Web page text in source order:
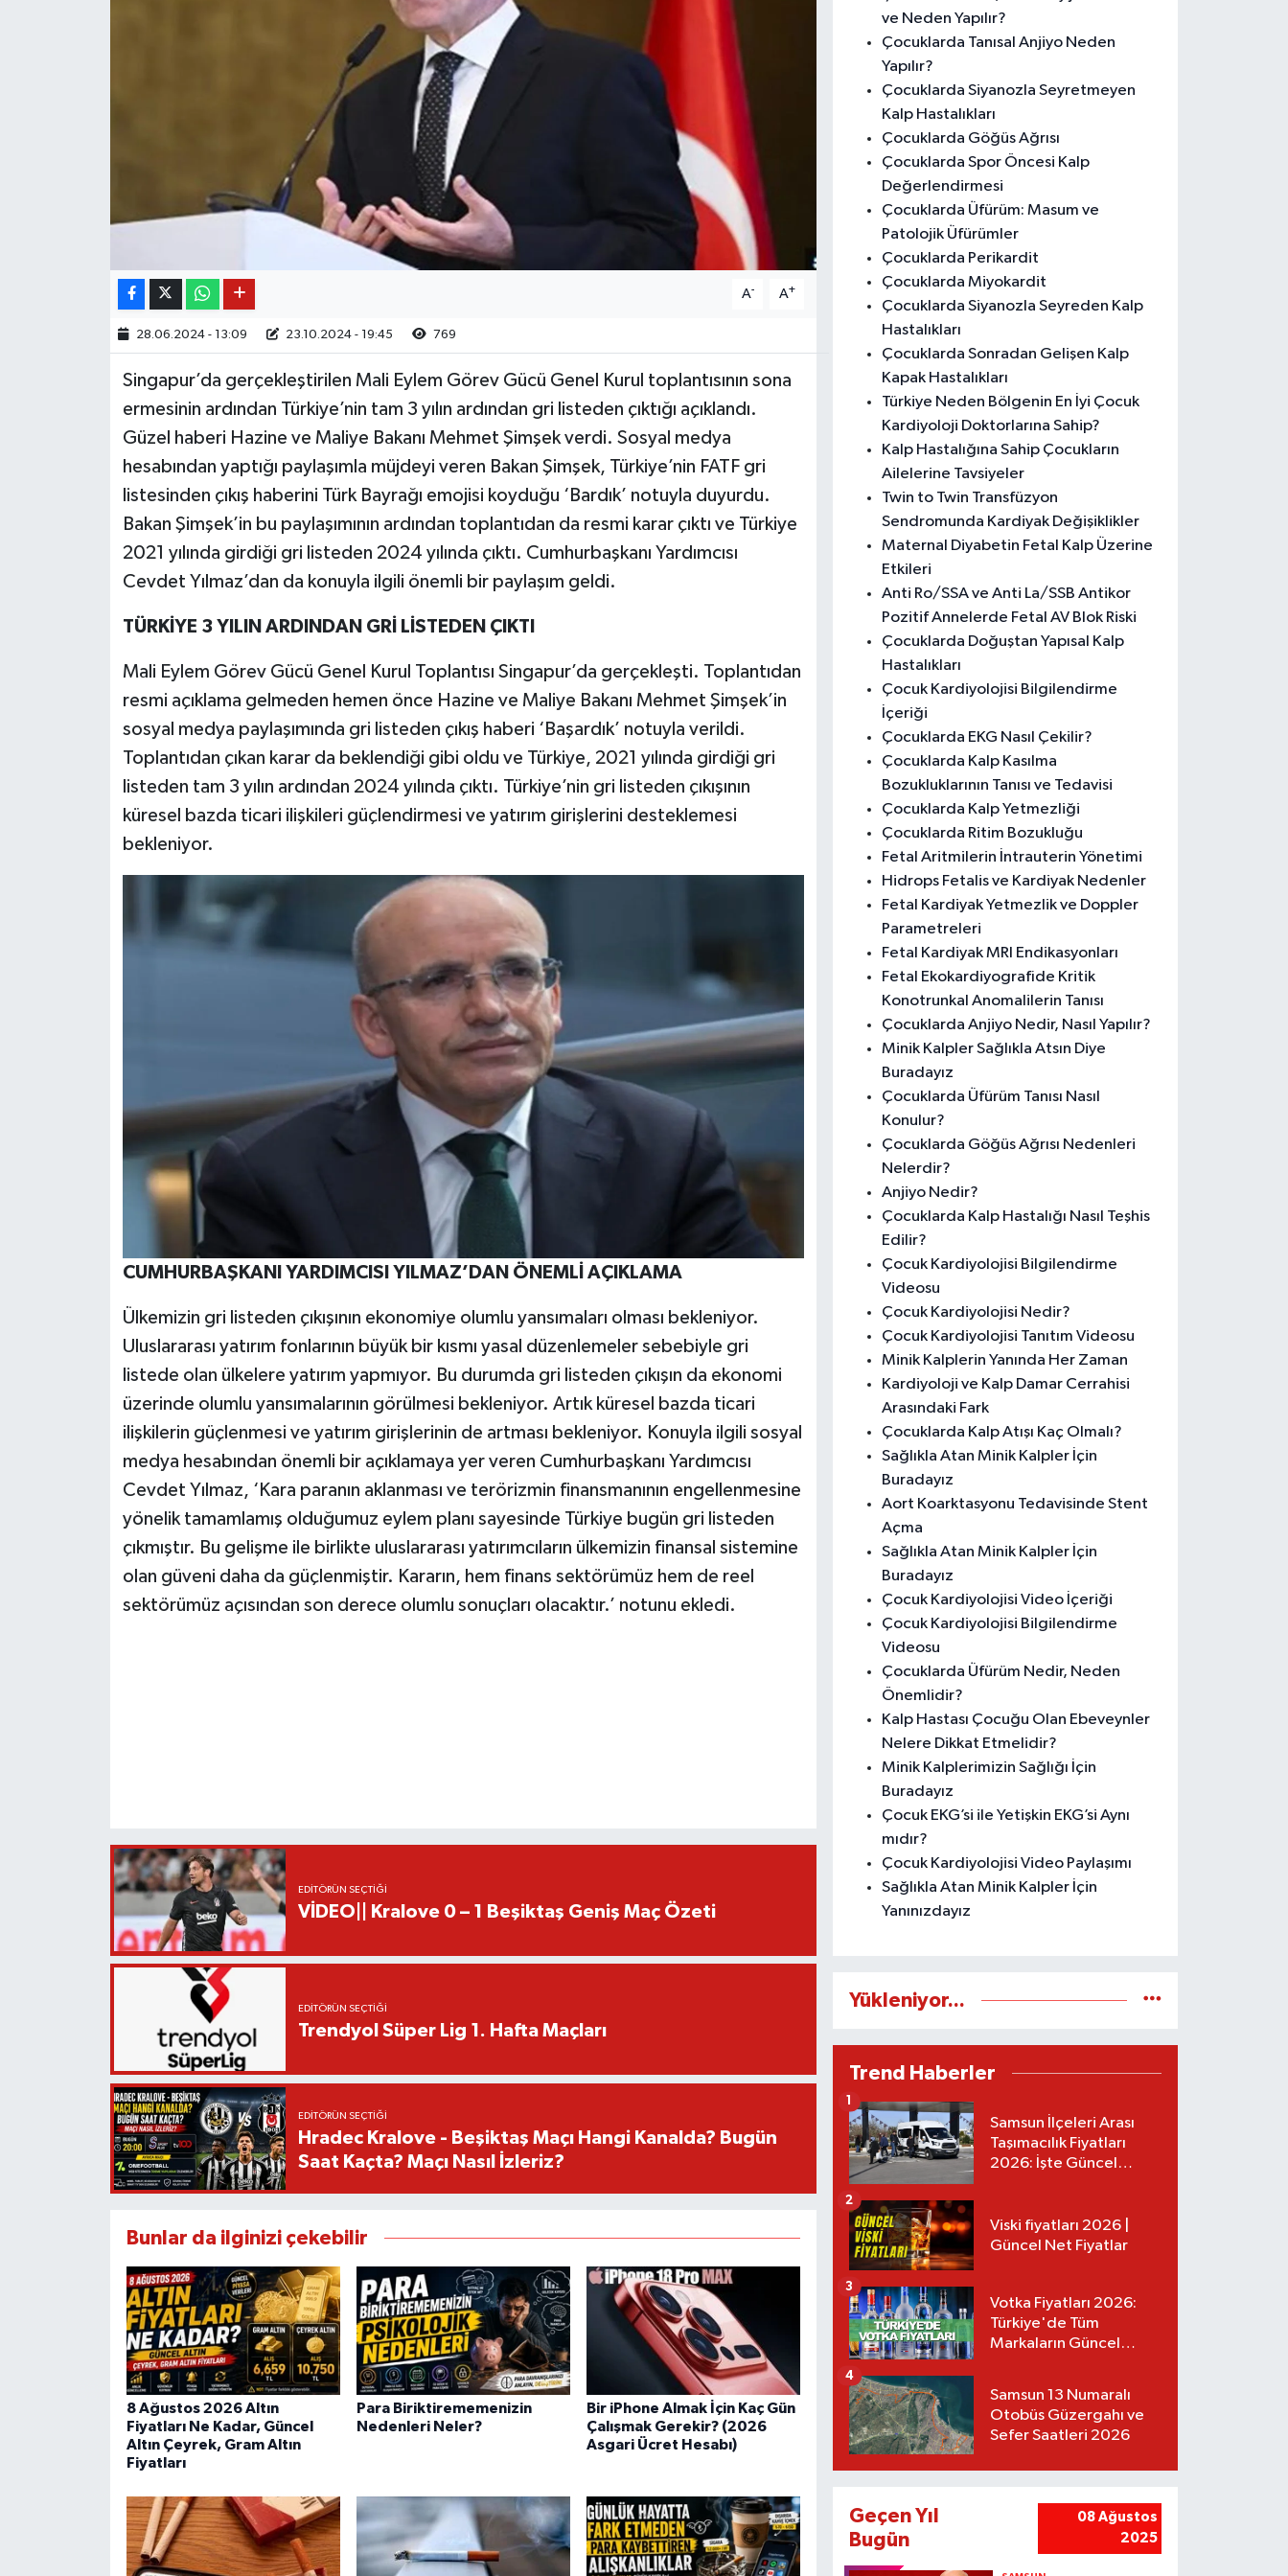
A- A+
28.06.2024 - 13:09 23.10.2024 - 19:45 769
Singapur’da gerçekleştirilen Mali Eylem Görev Gücü Genel Kurul toplantısının sona
ermesinin ardından Türkiye’nin tam 3 yılın ardından gri listeden çıktığı açıklandı.
Güzel haberi Hazine ve Maliye Bakanı Mehmet Şimşek verdi. Sosyal medya
hesabından yaptığı paylaşımla müjdeyi veren Bakan Şimşek, Türkiye’nin FATF gri
listesinden çıkış haberini Türk Bayrağı emojisi koyduğu ‘Bardık’ notuyla duyurdu.
Bakan Şimşek’in bu paylaşımının ardından toplantıdan da resmi karar çıktı ve Türkiye
2021 yılında girdiği gri listeden 2024 yılında çıktı. Cumhurbaşkanı Yardımcısı
Cevdet Yılmaz’dan da konuyla ilgili önemli bir paylaşım geldi.
TÜRKİYE 3 YILIN ARDINDAN GRİ LİSTEDEN ÇIKTI
Mali Eylem Görev Gücü Genel Kurul Toplantısı Singapur’da gerçekleşti. Toplantıdan
resmi açıklama gelmeden hemen önce Hazine ve Maliye Bakanı Mehmet Şimşek’in
sosyal medya paylaşımında gri listeden çıkış haberi ‘Başardık’ notuyla verildi.
Toplantıdan çıkan karar da beklendiği gibi oldu ve Türkiye, 2021 yılında girdiği gri
listeden tam 3 yılın ardından 2024 yılında çıktı. Türkiye’nin gri listeden çıkışının
küresel bazda ticari ilişkileri güçlendirmesi ve yatırım girişlerini desteklemesi
bekleniyor.
CUMHURBAŞKANI YARDIMCISI YILMAZ’DAN ÖNEMLİ AÇIKLAMA
Ülkemizin gri listeden çıkışının ekonomiye olumlu yansımaları olması bekleniyor.
Uluslararası yatırım fonlarının büyük bir kısmı yasal düzenlemeler sebebiyle gri
listede olan ülkelere yatırım yapmıyor. Bu durumda gri listeden çıkışın da ekonomi
üzerinde olumlu yansımalarının görülmesi bekleniyor. Artık küresel bazda ticari
ilişkilerin güçlenmesi ve yatırım girişlerinin de artması bekleniyor. Konuyla ilgili sosyal
medya hesabından önemli bir açıklamaya yer veren Cumhurbaşkanı Yardımcısı
Cevdet Yılmaz, ‘Kara paranın aklanması ve terörizmin finansmanının engellenmesine
yönelik tamamlamış olduğumuz eylem planı sayesinde Türkiye bugün gri listeden
çıkmıştır. Bu gelişme ile birlikte uluslararası yatırımcıların ülkemizin finansal sistemine
olan güveni daha da güçlenmiştir. Kararın, hem finans sektörümüz hem de reel
sektörümüz açısından son derece olumlu sonuçları olacaktır.’ notunu ekledi.
EDITÖRÜN SEÇTIĞI
VİDEO|| Kralove 0 – 1 Beşiktaş Geniş Maç Özeti
EDITÖRÜN SEÇTIĞI
Trendyol Süper Lig 1. Hafta Maçları
EDITÖRÜN SEÇTIĞI
Hradec Kralove - Beşiktaş Maçı Hangi Kanalda? Bugün
Saat Kaçta? Maçı Nasıl İzleriz?
Bunlar da ilginizi çekebilir
8 Ağustos 2026 Altın
Fiyatları Ne Kadar, Güncel
Altın Çeyrek, Gram Altın
Fiyatları
Para Biriktirememenizin
Nedenleri Neler?
Bir iPhone Almak İçin Kaç Gün
Çalışmak Gerekir? (2026
Asgari Ücret Hesabı)
ve Neden Yapılır?
Çocuklarda Tanısal Anjiyo Neden
Yapılır?
Çocuklarda Siyanozla Seyretmeyen
Kalp Hastalıkları
Çocuklarda Göğüs Ağrısı
Çocuklarda Spor Öncesi Kalp
Değerlendirmesi
Çocuklarda Üfürüm: Masum ve
Patolojik Üfürümler
Çocuklarda Perikardit
Çocuklarda Miyokardit
Çocuklarda Siyanozla Seyreden Kalp
Hastalıkları
Çocuklarda Sonradan Gelişen Kalp
Kapak Hastalıkları
Türkiye Neden Bölgenin En İyi Çocuk
Kardiyoloji Doktorlarına Sahip?
Kalp Hastalığına Sahip Çocukların
Ailelerine Tavsiyeler
Twin to Twin Transfüzyon
Sendromunda Kardiyak Değişiklikler
Maternal Diyabetin Fetal Kalp Üzerine
Etkileri
Anti Ro/SSA ve Anti La/SSB Antikor
Pozitif Annelerde Fetal AV Blok Riski
Çocuklarda Doğuştan Yapısal Kalp
Hastalıkları
Çocuk Kardiyolojisi Bilgilendirme
İçeriği
Çocuklarda EKG Nasıl Çekilir?
Çocuklarda Kalp Kasılma
Bozukluklarının Tanısı ve Tedavisi
Çocuklarda Kalp Yetmezliği
Çocuklarda Ritim Bozukluğu
Fetal Aritmilerin İntrauterin Yönetimi
Hidrops Fetalis ve Kardiyak Nedenler
Fetal Kardiyak Yetmezlik ve Doppler
Parametreleri
Fetal Kardiyak MRI Endikasyonları
Fetal Ekokardiyografide Kritik
Konotrunkal Anomalilerin Tanısı
Çocuklarda Anjiyo Nedir, Nasıl Yapılır?
Minik Kalpler Sağlıkla Atsın Diye
Buradayız
Çocuklarda Üfürüm Tanısı Nasıl
Konulur?
Çocuklarda Göğüs Ağrısı Nedenleri
Nelerdir?
Anjiyo Nedir?
Çocuklarda Kalp Hastalığı Nasıl Teşhis
Edilir?
Çocuk Kardiyolojisi Bilgilendirme
Videosu
Çocuk Kardiyolojisi Nedir?
Çocuk Kardiyolojisi Tanıtım Videosu
Minik Kalplerin Yanında Her Zaman
Kardiyoloji ve Kalp Damar Cerrahisi
Arasındaki Fark
Çocuklarda Kalp Atışı Kaç Olmalı?
Sağlıkla Atan Minik Kalpler İçin
Buradayız
Aort Koarktasyonu Tedavisinde Stent
Açma
Sağlıkla Atan Minik Kalpler İçin
Buradayız
Çocuk Kardiyolojisi Video İçeriği
Çocuk Kardiyolojisi Bilgilendirme
Videosu
Çocuklarda Üfürüm Nedir, Neden
Önemlidir?
Kalp Hastası Çocuğu Olan Ebeveynler
Nelere Dikkat Etmelidir?
Minik Kalplerimizin Sağlığı İçin
Buradayız
Çocuk EKG’si ile Yetişkin EKG’si Aynı
mıdır?
Çocuk Kardiyolojisi Video Paylaşımı
Sağlıkla Atan Minik Kalpler İçin
Yanınızdayız
Yükleniyor...
Trend Haberler
Samsun İlçeleri Arası
Taşımacılık Fiyatları
2026: İşte Güncel
1
Viski fiyatları 2026 |
Güncel Net Fiyatlar
2
Votka Fiyatları 2026:
Türkiye'de Tüm
Markaların Güncel
3
Samsun 13 Numaralı
Otobüs Güzergahı ve
Sefer Saatleri 2026
4
Geçen Yıl
Bugün
08 Ağustos
2025